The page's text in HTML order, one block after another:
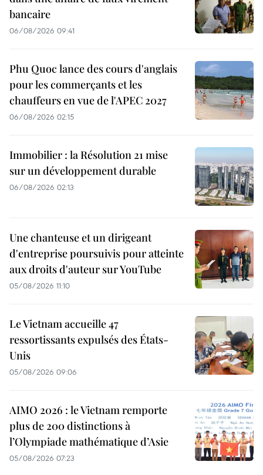
bancaire
06/08/2026 09:41
Phu Quoc lance des cours d'anglais
pour les commerçants et les
chauffeurs en vue de l'APEC 2027
06/08/2026 02:15
Immobilier : la Résolution 21 mise
sur un développement durable
06/08/2026 02:13
Une chanteuse et un dirigeant
d'entreprise poursuivis pour atteinte
aux droits d'auteur sur YouTube
05/08/2026 11:10
Le Vietnam accueille 47
ressortissants expulsés des États-
Unis
05/08/2026 09:06
AIMO 2026 : le Vietnam remporte
plus de 200 distinctions à
l’Olympiade mathématique d’Asie
05/08/2026 07:23